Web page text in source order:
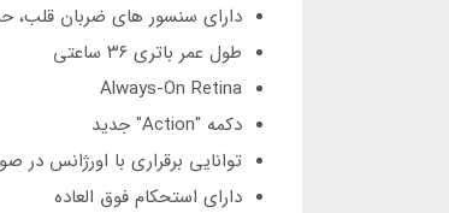
دارای سنسور های ضربان
طول عمر باتری ۳۶ ساعتی
Always-On Retina
دکمه "Action" جدید
توانایی برقراری با اورژانس
دارای استحکام فوق العاده